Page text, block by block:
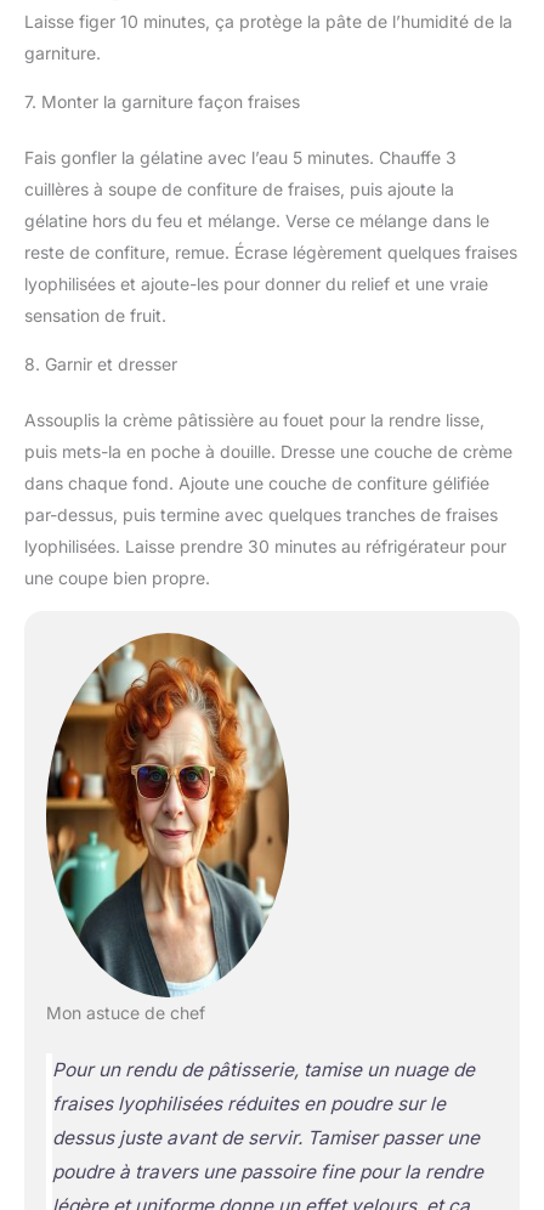
Laisse figer 10 minutes, ça protège la pâte de l’humidité de la
garniture.
7. Monter la garniture façon fraises
Fais gonfler la gélatine avec l’eau 5 minutes. Chauffe 3
cuillères à soupe de confiture de fraises, puis ajoute la
gélatine hors du feu et mélange. Verse ce mélange dans le
reste de confiture, remue. Écrase légèrement quelques fraises
lyophilisées et ajoute-les pour donner du relief et une vraie
sensation de fruit.
8. Garnir et dresser
Assouplis la crème pâtissière au fouet pour la rendre lisse,
puis mets-la en poche à douille. Dresse une couche de crème
dans chaque fond. Ajoute une couche de confiture gélifiée
par-dessus, puis termine avec quelques tranches de fraises
lyophilisées. Laisse prendre 30 minutes au réfrigérateur pour
une coupe bien propre.
Mon astuce de chef
Pour un rendu de pâtisserie, tamise un nuage de
fraises lyophilisées réduites en poudre sur le
dessus juste avant de servir. Tamiserpasser une
poudre à travers une passoire fine pour la rendre